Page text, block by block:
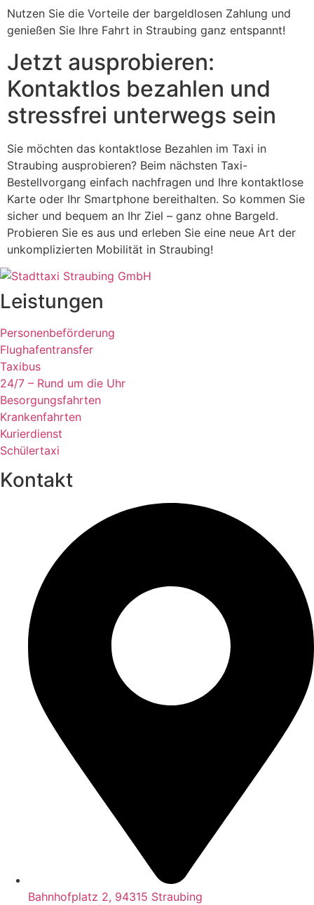
Nutzen Sie die Vorteile der bargeldlosen Zahlung und
genießen Sie Ihre Fahrt in Straubing ganz entspannt!
Jetzt ausprobieren:
Kontaktlos bezahlen und
stressfrei unterwegs sein
Sie möchten das kontaktlose Bezahlen im Taxi in
Straubing ausprobieren? Beim nächsten Taxi-
Bestellvorgang einfach nachfragen und Ihre kontaktlose
Karte oder Ihr Smartphone bereithalten. So kommen Sie
sicher und bequem an Ihr Ziel – ganz ohne Bargeld.
Probieren Sie es aus und erleben Sie eine neue Art der
unkomplizierten Mobilität in Straubing!
Leistungen
Personenbeförderung
Flughafentransfer
Taxibus
24/7 – Rund um die Uhr
Besorgungsfahrten
Krankenfahrten
Kurierdienst
Schülertaxi
Kontakt
Bahnhofplatz 2, 94315 Straubing